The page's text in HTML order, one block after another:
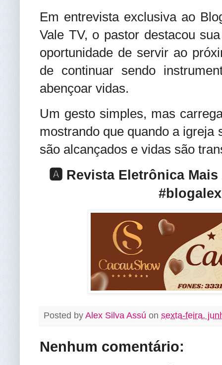
Em entrevista exclusiva ao
Vale TV, o pastor destacou
oportunidade de servir ao
de continuar sendo
abençoar vidas.
Um gesto simples, mas
mostrando que quando a
são alcançados e vidas são
🅰️ Revista Eletrônica
Posted by Alex Silva Assú on sexta-feira,
Nenhum comentário: